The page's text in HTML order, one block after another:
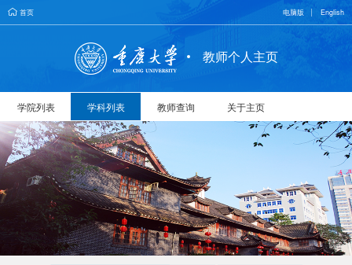
首页 电脑版 English
教师个人主页
学院列表 学科列表 教师查询 关于主页